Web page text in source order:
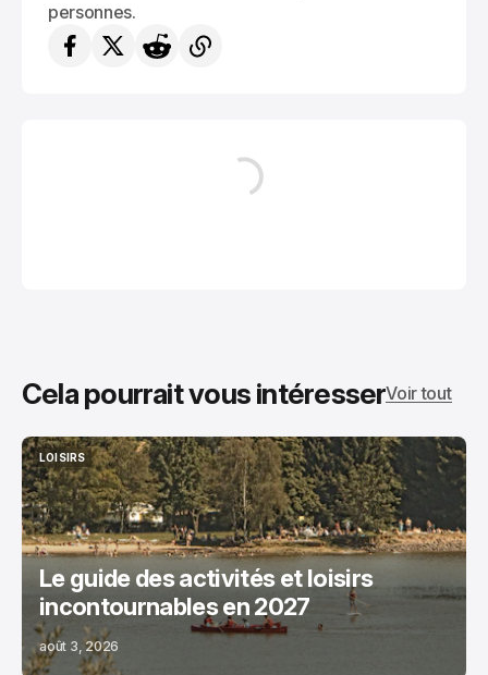
personnes.
Cela pourrait vous intéresserVoir tout
LOISIRS
LOISIRS
Le guide des activités et loisirs
incontournables en 2027
août 3, 2026